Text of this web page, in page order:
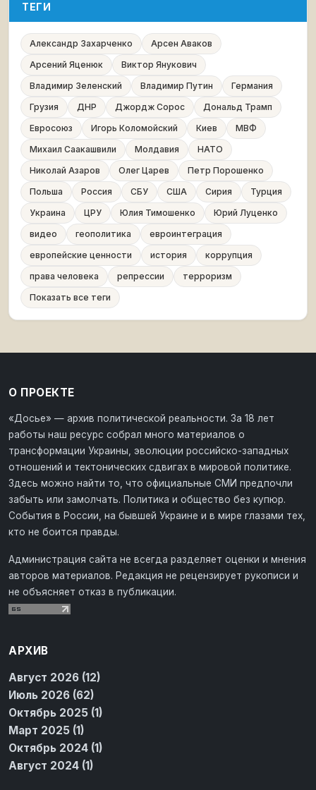
ТЕГИ
Александр Захарченко
Арсен Аваков
Арсений Яценюк
Виктор Янукович
Владимир Зеленский
Владимир Путин
Германия
Грузия
ДНР Джордж Сорос
Дональд Трамп
Евросоюз
Игорь Коломойский Киев
МВФ
Михаил Саакашвили
Молдавия
НАТО
Николай Азаров
Олег Царев
Петр Порошенко
Польша
Россия СБУ США Сирия
Турция
Украина
ЦРУ Юлия Тимошенко
Юрий Луценко
видео
геополитика
евроинтеграция
европейские ценности
история
коррупция
права человека
репрессии
терроризм
Показать все теги
О ПРОЕКТЕ
«Досье» — архив политической реальности. За 18 лет
работы наш ресурс собрал много материалов о
трансформации Украины, эволюции российско-западных
отношений и тектонических сдвигах в мировой политике.
Здесь можно найти то, что официальные СМИ предпочли
забыть или замолчать. Политика и общество без купюр.
События в России, на бывшей Украине и в мире глазами тех,
кто не боится правды.
Администрация сайта не всегда разделяет оценки и мнения
авторов материалов. Редакция не рецензирует рукописи и
не объясняет отказ в публикации.
АРХИВ
Август 2026 (12)
Июль 2026 (62)
Октябрь 2025 (1)
Март 2025 (1)
Октябрь 2024 (1)
Август 2024 (1)